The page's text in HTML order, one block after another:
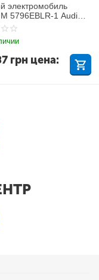
электромобиль
5796EBLR-1 Audi
грн цена: